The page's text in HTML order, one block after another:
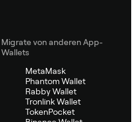
Migrate von anderen App-
Wallets
MetaMask
Phantom Wallet
Rabby Wallet
Tronlink Wallet
TokenPocket